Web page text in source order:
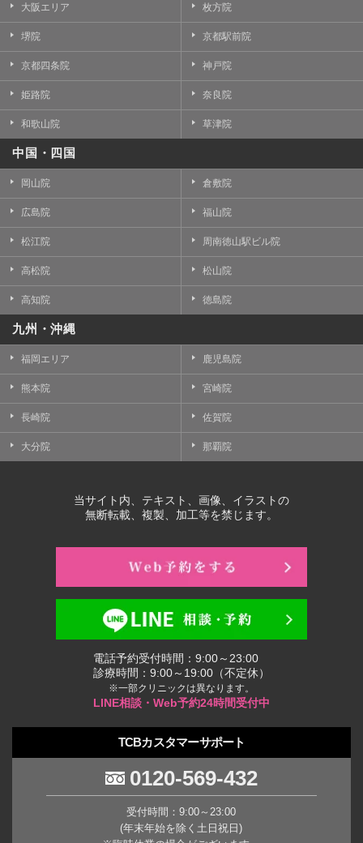
大阪エリア 枚方院
堺院 京都駅前院
京都四条院 神戸院
姫路院 奈良院
和歌山院 草津院
中国・四国
岡山院 倉敷院
広島院 福山院
松江院 周南徳山駅ビル院
高松院 松山院
高知院 徳島院
九州・沖縄
福岡エリア 鹿児島院
熊本院 宮崎院
長崎院 佐賀院
大分院 那覇院
当サイト内、テキスト、画像、イラストの
無断転載、複製、加工等を禁じます。
電話予約受付時間：9:00～23:00
診療時間：9:00～19:00（不定休）
※一部クリニックは異なります。
LINE相談・Web予約24時間受付中
TCBカスタマーサポート
0120-569-432
受付時間：9:00～23:00
(年末年始を除く土日祝日)